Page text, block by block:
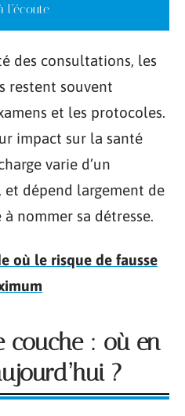
l’écoute
des consultations, les
restent souvent
et les protocoles.
impact sur la santé
varie d’un
et dépend largement de
nommer sa détresse.
où le risque de fausse
couche : où en
?